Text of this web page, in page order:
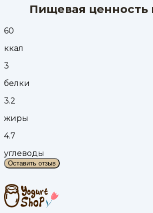
Пищевая ценность
60
ккал
3
белки
3.2
жиры
4.7
углеводы
Оставить отзыв